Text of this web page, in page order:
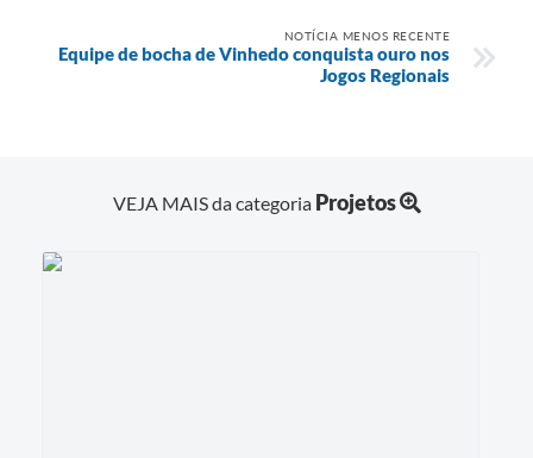
NOTÍCIA MENOS RECENTE
Equipe de bocha de Vinhedo conquista ouro nos
Jogos Regionais
VEJA MAIS da categoria Projetos